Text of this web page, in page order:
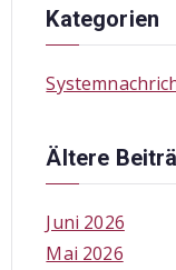
Kategorien
Ältere
Juni 2026
Mai 2026